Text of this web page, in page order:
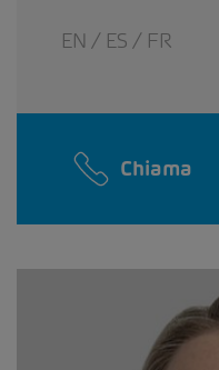
EN / ES / FR
Chiama